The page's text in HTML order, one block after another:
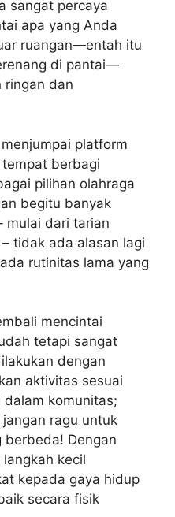
sangat percaya
apa yang Anda
ruangan—entah itu
di pantai—
ringan dan
platform
tempat berbagi
pilihan olahraga
begitu banyak
mulai dari tarian
tidak ada alasan lagi
rutinitas lama yang
mencintai
tetapi sangat
dengan
aktivitas sesuai
komunitas;
ragu untuk
berbeda! Dengan
kecil
kepada gaya hidup
secara fisik